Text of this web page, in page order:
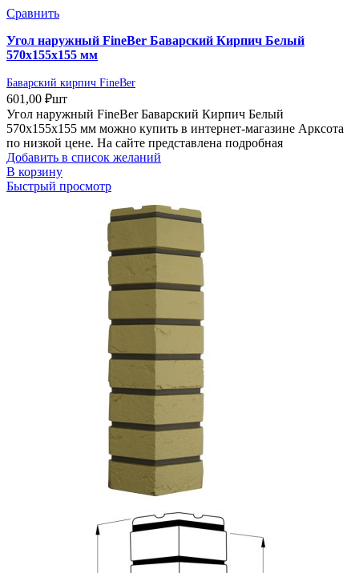
Сравнить
Угол наружный FineBer Баварский Кирпич Белый
570х155х155 мм
Баварский кирпич FineBer
601,00 ₽шт
Угол наружный FineBer Баварский Кирпич Белый
570х155х155 мм можно купить в интернет-магазине Арксота
по низкой цене. На сайте представлена подробная
Добавить в список желаний
В корзину
Быстрый просмотр